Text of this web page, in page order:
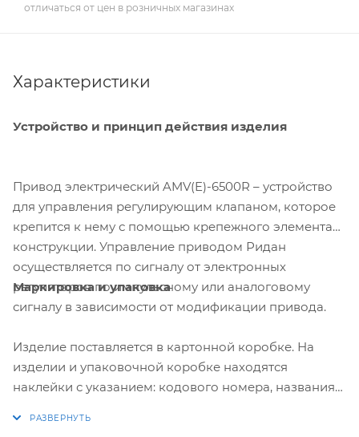
отличаться от цен в розничных магазинах
Характеристики
Устройство и принцип действия изделия
Привод электрический AMV(E)-6500R – устройство
для управления регулирующим клапаном, которое
крепится к нему с помощью крепежного элемента
конструкции. Управление приводом Ридан
осуществляется по сигналу от электронных
регуляторов по импульсному или аналоговому
сигналу в зависимости от модификации привода.
Маркировка и упаковка
Изделие поставляется в картонной коробке. На
изделии и упаковочной коробке находятся
наклейки с указанием: кодового номера, названия